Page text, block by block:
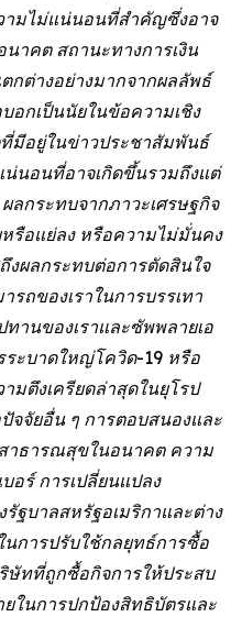
ามไม่แน่นอนที่สำคัญซึ่งอาจ
าคต สถานะทางการเงิน
กต่างอย่างมากจากผลลัพธ์
อกเป็นนัยในข้อความเชิง
มีอยู่ในข่าวประชาสัมพันธ์
นอนที่อาจเกิดขึ้นรวมถึงแต่
ลกระทบจากภาวะเศรษฐกิจ
รือแย่ลง หรือความไม่มั่นคง
งผลกระทบต่อการตัดสินใจ
รถของเราในการบรรเทา
านของเราและซัพพลายเอ
ระบาดใหญ่โควิด-19 หรือ
มตึงเครียดล่าสุดในยุโรป
จจัยอื่น ๆ การตอบสนองและ
าธารณสุขในอนาคต ความ
อร์ การเปลี่ยนแปลง
ฐบาลสหรัฐอเมริกาและต่าง
นการปรับใช้กลยุทธ์การซื้อ
ษัทที่ถูกซื้อกิจการให้ประสบ
ในการปกป้องสิทธิบัตรและ